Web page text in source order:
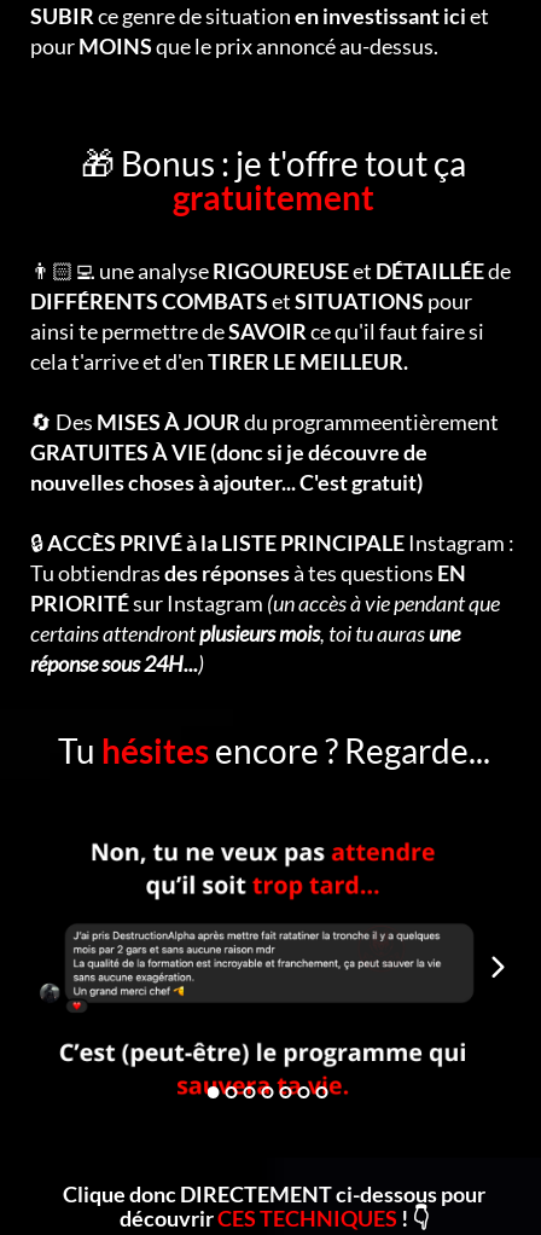
SUBIRce genre de situationen investissant iciet
pourMOINSque le prix annoncé au-dessus.
🎁 Bonus : je t'offre tout ça
gratuitement
👨🏻‍💻 une analyseRIGOUREUSEet DÉTAILLÉEde
DIFFÉRENTS COMBATSetSITUATIONS pour
ainsi te permettre deSAVOIRce qu'il faut faire si
cela t'arrive et d'enTIRER LE MEILLEUR.
🔄 Des MISES À JOURdu programmeentièrement
GRATUITES À VIE (donc si je découvre de
nouvelles choses à ajouter... C'est gratuit)
🔒ACCÈS PRIVÉ à la LISTE PRINCIPALEInstagram :
Tu obtiendrasdes réponsesà tes questions EN
PRIORITÉsur Instagram (un accès à vie pendant que
certains attendrontplusieurs mois, toi tu aurasune
réponse sous 24H...)
Tu hésitesencore ? Regarde...
Clique donc DIRECTEMENT ci-dessous pour
découvrirCES TECHNIQUES ! 👇